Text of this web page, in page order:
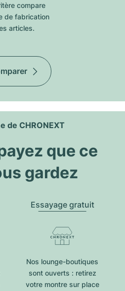
compare
de fabrication
articles.
de CHRONEXT
que ce
gardez
Essayage gratuit
Nos lounge-boutiques
sont ouverts : retirez
votre montre sur place